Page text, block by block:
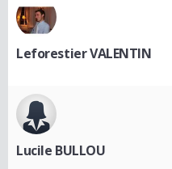
Leforestier VALENTIN
Lucile BULLOU